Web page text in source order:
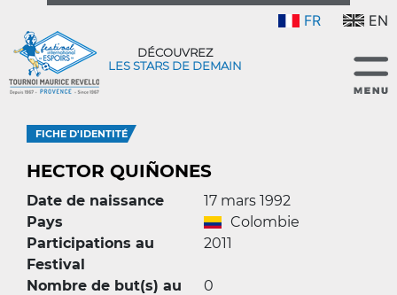
FR EN
DÉCOUVREZ
LES STARS DE DEMAIN
FICHE D'IDENTITÉ
HECTOR QUIÑONES
Date de naissance
17 mars 1992
Pays
Colombie
Participations au
Festival
2011
Nombre de but(s) au
0